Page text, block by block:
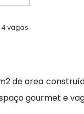
4 vagas
de area
gourmet e